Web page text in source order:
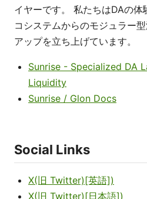
イヤーです。 私たちはDAの
コシステムからのモジュラー
アップを立ち上げています。
Sunrise - Specialized DA
Liquidity
Sunrise / Glon Docs
Social Links
X(旧 Twitter)[英語])
X(旧 Twitter)[日本語])